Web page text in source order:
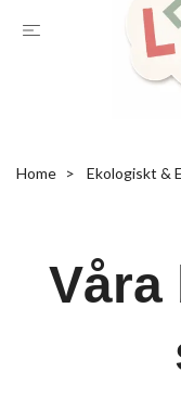
Home Ekologiskt &
Våra